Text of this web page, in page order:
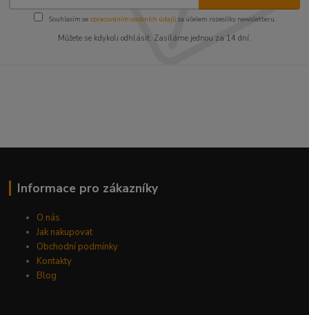
Souhlasím se zpracováním osobních údajůza účelem rozesílky newsletteru.
Můžete se kdykoli odhlásit. Zasíláme jednou za 14 dní.
Informace pro zákazníky
O nás
Jak nakupovat
Obchodní podmínky
Kontakty
Blog